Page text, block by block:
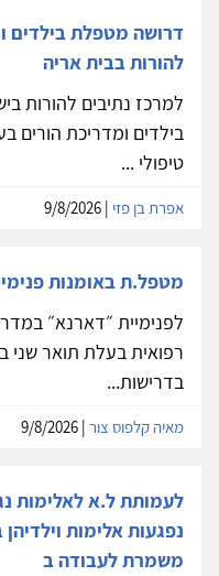
דרושה מטפלת בילדים
להורות בבית אריה
למרכז נתיבים להורות
בילדים ומדריכת הורים
טיפולי ...
אפרת בן פזי
מטפל.ת באומנות
לפנימיית ״דארנא״
רפואית בעלת תואר שני
בדרישות...
מאיה קלפוס צור
לעמותת ל.א לאלימות
נפגעות אלימות
משמרת לעבודה ב